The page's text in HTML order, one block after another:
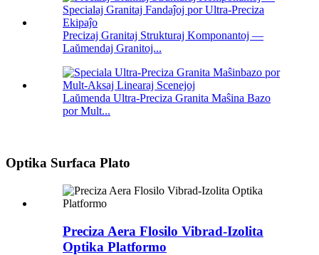
Precizaj Granitaj Strukturaj Komponantoj —
Laŭmendaj Granitoj...
Laŭmenda Ultra-Preciza Granita Maŝina Bazo
por Mult...
Optika Surfaca Plato
Preciza Aera Flosilo Vibrad-Izolita
Optika Platformo